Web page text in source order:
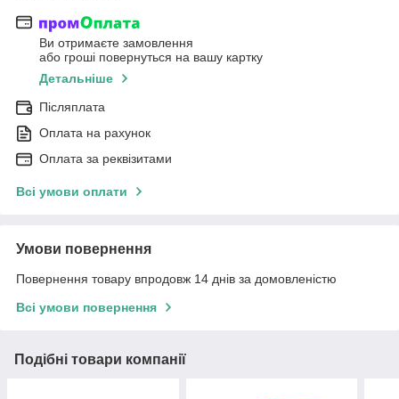
Ви отримаєте замовлення
або гроші повернуться на вашу картку
Детальніше
Післяплата
Оплата на рахунок
Оплата за реквізитами
Всі умови оплати
Умови повернення
Повернення товару впродовж 14 днів за домовленістю
Всі умови повернення
Подібні товари компанії